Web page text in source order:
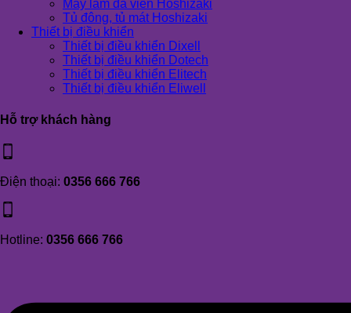
Máy làm đá viên Hoshizaki
Tủ đông, tủ mát Hoshizaki
Thiết bị điều khiển
Thiết bị điều khiển Dixell
Thiết bị điều khiển Dotech
Thiết bị điều khiển Elitech
Thiết bị điều khiển Eliwell
Hỗ trợ khách hàng
Điện thoại: 0356 666 766
Hotline: 0356 666 766